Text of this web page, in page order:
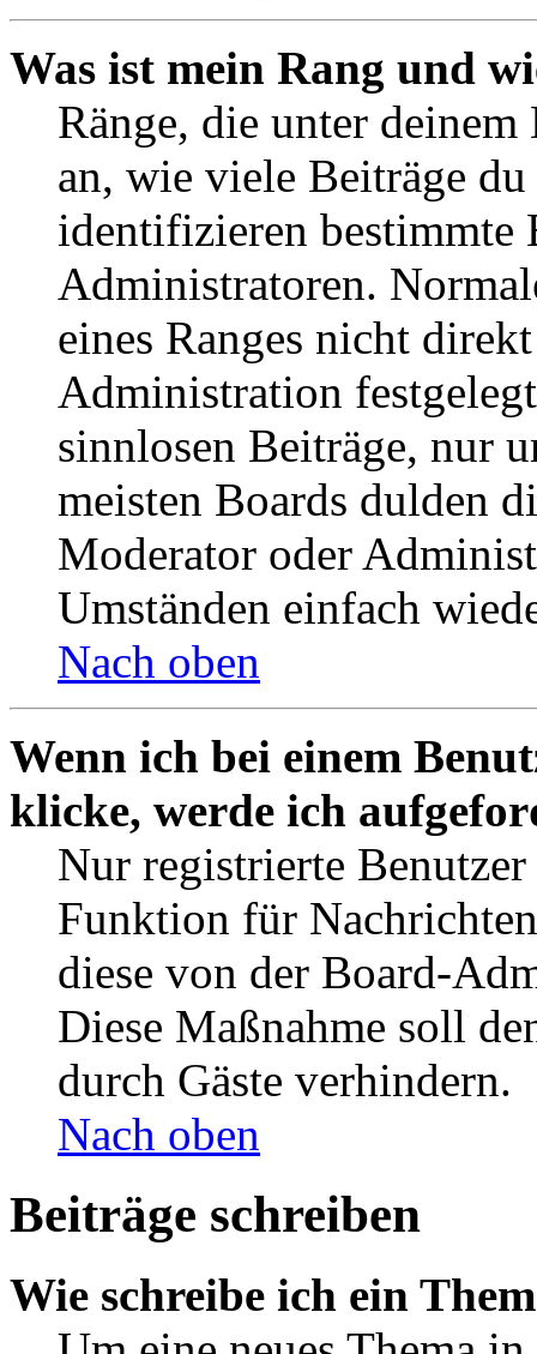
Was ist mein Rang und
Ränge, die unter deinem
an, wie viele Beiträge
identifizieren bestimmte
Administratoren.
eines Ranges nicht
Administration
sinnlosen Beiträge, nur
meisten Boards dulden
Moderator oder
Umständen einfach
Nach oben
Wenn ich bei einem
klicke, werde ich
Nur registrierte
Funktion für
diese von der Board-
Diese Maßnahme soll
durch Gäste verhindern.
Nach oben
Beiträge schreiben
Wie schreibe ich ein